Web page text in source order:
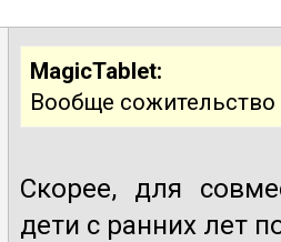
MagicTablet:
Вообще
Скорее, для
дети с ранних лет